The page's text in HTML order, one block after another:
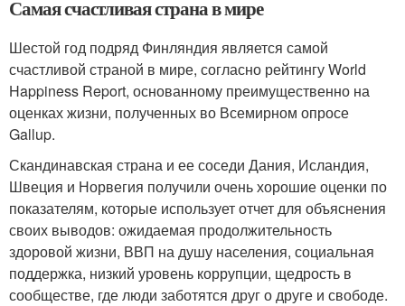
Самая счастливая страна в мире
Шестой год подряд Финляндия является самой
счастливой страной в мире, согласно рейтингу World
Happiness Report, основанному преимущественно на
оценках жизни, полученных во Всемирном опросе
Gallup.
Скандинавская страна и ее соседи Дания, Исландия,
Швеция и Норвегия получили очень хорошие оценки по
показателям, которые использует отчет для объяснения
своих выводов: ожидаемая продолжительность
здоровой жизни, ВВП на душу населения, социальная
поддержка, низкий уровень коррупции, щедрость в
сообществе, где люди заботятся друг о друге и свободе.